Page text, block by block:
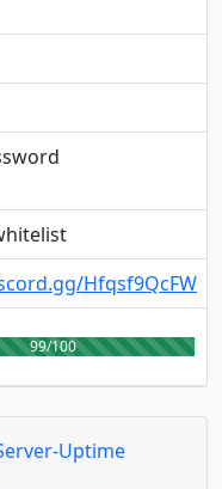
Hfqsf9QcFW
99/100
Uptime